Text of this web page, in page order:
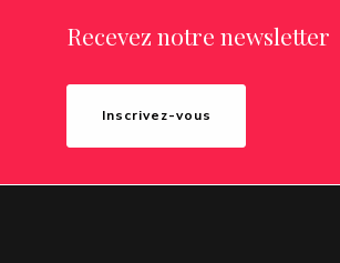
Recevez notre newsletter
Inscrivez-vous